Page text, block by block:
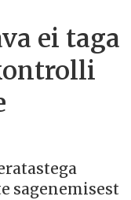
ei taga
sagenemisest